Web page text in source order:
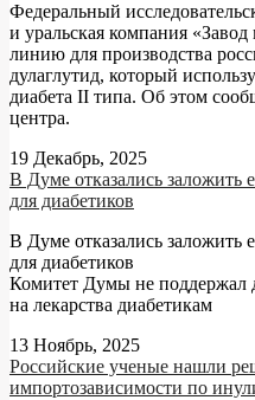
Федеральный
и уральская компания
линию для производства
дулаглутид, который
диабета II типа. Об этом
центра.
19 Декабрь, 2025
В Думе отказались заложить
для диабетиков
В Думе отказались заложить
для диабетиков
Комитет Думы не поддержал
на лекарства диабетикам
13 Ноябрь, 2025
Российские ученые нашли
импортозависимости по